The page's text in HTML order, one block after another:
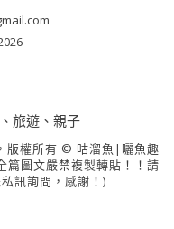
權所有 © 咕溜魚|曬魚趣
篇圖文嚴禁複製轉貼！！請
訊詢問，感謝！)